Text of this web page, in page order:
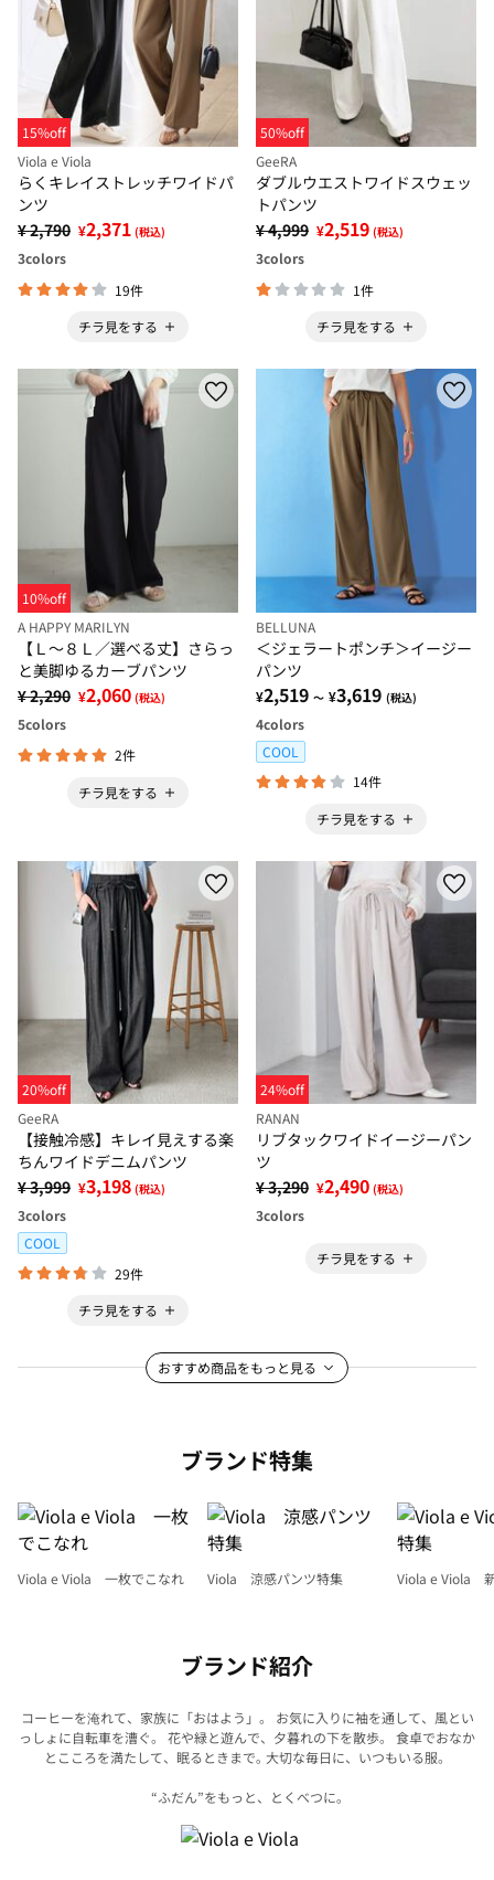
15%off
Viola e Viola
らくキレイストレッチワイドパ
ンツ
¥ 2,790 ¥2,371 (税込)
3colors
19件
チラ見をする
50%off
GeeRA
ダブルウエストワイドスウェッ
トパンツ
¥ 4,999 ¥2,519 (税込)
3colors
1件
チラ見をする
10%off
A HAPPY MARILYN
【Ｌ～８Ｌ／選べる丈】さらっ
と美脚ゆるカーブパンツ
¥ 2,290 ¥2,060 (税込)
5colors
2件
チラ見をする
BELLUNA
＜ジェラートポンチ＞イージー
パンツ
¥2,519 ～ ¥3,619 (税込)
4colors
COOL
14件
チラ見をする
20%off
GeeRA
【接触冷感】キレイ見えする楽
ちんワイドデニムパンツ
¥ 3,999 ¥3,198 (税込)
3colors
COOL
29件
チラ見をする
24%off
RANAN
リブタックワイドイージーパン
ツ
¥ 3,290 ¥2,490 (税込)
3colors
チラ見をする
おすすめ商品をもっと見る
ブランド特集
Viola e Viola 一枚でこなれ Viola 涼感パンツ特集 Viola e Viola
ブランド紹介
コーヒーを淹れて、家族に「おはよう」。 お気に入りに袖を通して、風とい
っしょに自転車を漕ぐ。
花や緑と遊んで、夕暮れの下を散歩。 食卓でおなか
とこころを満たして、眠るときまで｡ 大切な毎日に、いつもいる服。
“ふだん”をもっと、とくべつに｡